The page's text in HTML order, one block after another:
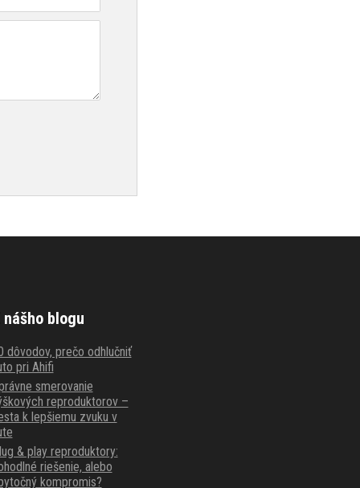
nášho blogu
dôvodov, prečo odhlučniť
pri Ahifi
smerovanie
reproduktorov –
k lepšiemu zvuku v
& play reproduktory:
riešenie, alebo
kompromis?